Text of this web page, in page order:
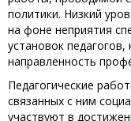
политики. Низкий
на фоне неприятия
установок
направленность
Педагогические
связанных с ним
участвуют в